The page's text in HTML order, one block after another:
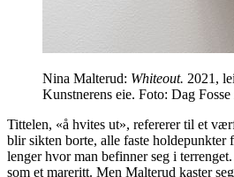
Nina Malterud: Whiteout. 2021,
Kunstnerens eie. Foto: Dag
Tittelen, «å hvites ut», refererer til et
blir sikten borte, alle faste holdepunkter
lenger hvor man befinner seg i
som et mareritt. Men Malterud kaster